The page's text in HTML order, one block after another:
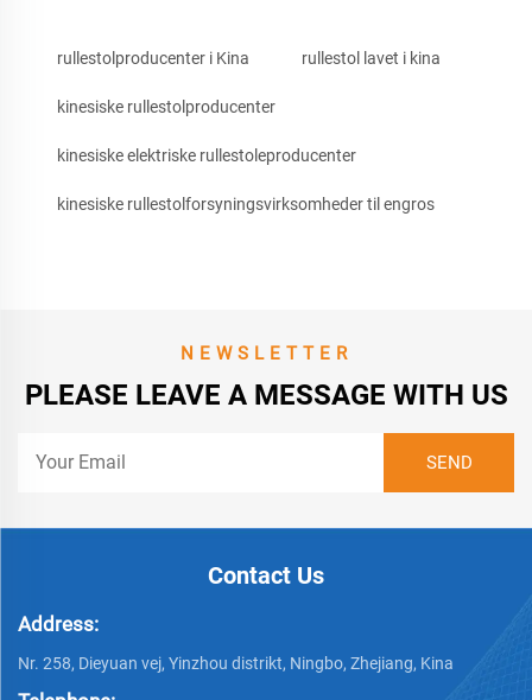
rullestolproducenter i Kina rullestol lavet i kina
kinesiske rullestolproducenter
kinesiske elektriske rullestoleproducenter
kinesiske rullestolforsyningsvirksomheder til engros
NEWSLETTER
PLEASE LEAVE A MESSAGE WITH US
Contact Us
Address:
Nr. 258, Dieyuan vej, Yinzhou distrikt, Ningbo, Zhejiang, Kina